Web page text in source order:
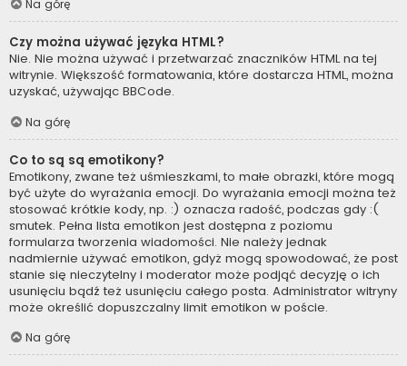
Na górę
Czy można używać języka HTML?
Nie. Nie można używać i przetwarzać znaczników HTML na tej
witrynie. Większość formatowania, które dostarcza HTML, można
uzyskać, używając BBCode.
Na górę
Co to są są emotikony?
Emotikony, zwane też uśmieszkami, to małe obrazki, które mogą
być użyte do wyrażania emocji. Do wyrażania emocji można też
stosować krótkie kody, np. :) oznacza radość, podczas gdy :(
smutek. Pełna lista emotikon jest dostępna z poziomu
formularza tworzenia wiadomości. Nie należy jednak
nadmiernie używać emotikon, gdyż mogą spowodować, że post
stanie się nieczytelny i moderator może podjąć decyzję o ich
usunięciu bądź też usunięciu całego posta. Administrator witryny
może określić dopuszczalny limit emotikon w poście.
Na górę